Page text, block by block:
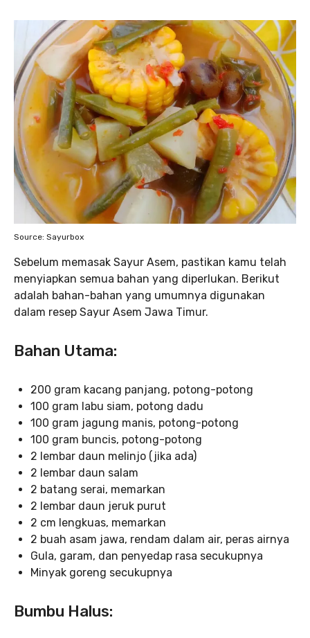
Source: Sayurbox
Sebelum memasak Sayur Asem, pastikan kamu telah
menyiapkan semua bahan yang diperlukan. Berikut
adalah bahan-bahan yang umumnya digunakan
dalam resep Sayur Asem Jawa Timur.
Bahan Utama:
200 gram kacang panjang, potong-potong
100 gram labu siam, potong dadu
100 gram jagung manis, potong-potong
100 gram buncis, potong-potong
2 lembar daun melinjo (jika ada)
2 lembar daun salam
2 batang serai, memarkan
2 lembar daun jeruk purut
2 cm lengkuas, memarkan
2 buah asam jawa, rendam dalam air, peras airnya
Gula, garam, dan penyedap rasa secukupnya
Minyak goreng secukupnya
Bumbu Halus: